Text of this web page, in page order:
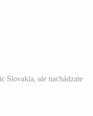
Slovakia, ale nachádzate